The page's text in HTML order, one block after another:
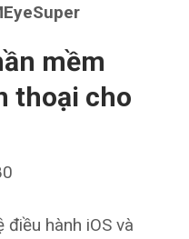
mềm
thoại cho
điều hành iOS và